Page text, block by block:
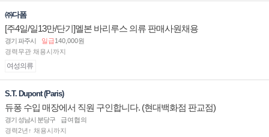
㈜다폼
[주4일/일13만/단기]멜본 바리루스 의류 판매사원채용
경기 파주시 일급140,000원
경력무관 채용시까지
여성의류
S.T. Dupont (Paris)
듀퐁 수입 매장에서 직원 구인합니다. (현대백화점 판교점)
경기 성남시 분당구
급여협의
경력2년↑ 채용시까지